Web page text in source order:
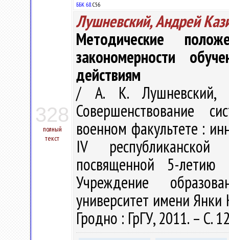
328
полный
текст
ББК 68.С56
Лушневский, Андрей
Методические
закономерности
действиям
/ А. К.
Совершенствование
военном факультете :
IV республиканской
посвященной 5-летию
Учреждение
университет имени
Гродно : ГрГУ, 2011. – С.